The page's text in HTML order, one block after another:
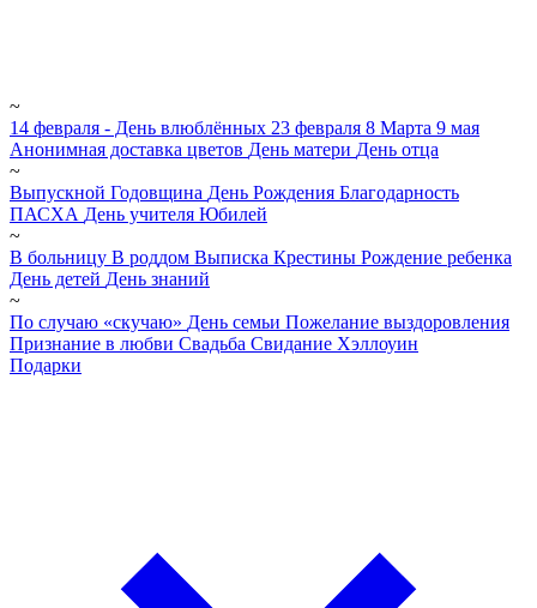
~
14 февраля - День влюблённых 23 февраля 8 Марта 9 мая
Анонимная доставка цветов День матери День отца
~
Выпускной Годовщина День Рождения Благодарность
ПАСХА День учителя Юбилей
~
В больницу В роддом Выписка Крестины Рождение ребенка
День детей День знаний
~
По случаю «скучаю» День семьи Пожелание выздоровления
Признание в любви Свадьба Свидание Хэллоуин
Подарки